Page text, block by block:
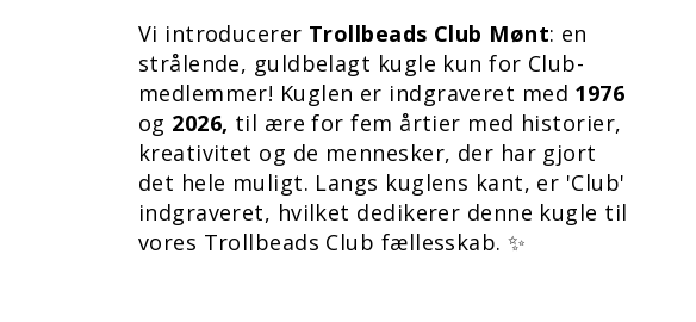
Vi introducerer Trollbeads Club Mønt: en
strålende, guldbelagt kugle kun for Club-
medlemmer! Kuglen er indgraveret med 1976
og 2026, til ære for fem årtier med historier,
kreativitet og de mennesker, der har gjort
det hele muligt. Langs kuglens kant, er 'Club'
indgraveret, hvilket dedikerer denne kugle til
vores Trollbeads Club fællesskab. ✨